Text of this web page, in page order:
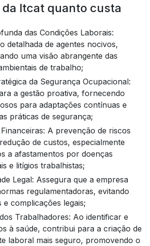
ltcat quanto custa
detalhada de agentes nocivos,
uma visão abrangente das
de trabalho;
a gestão proativa, fornecendo
para adaptações contínuas e
práticas de segurança;
de custos, especialmente
a afastamentos por doenças
e litígios trabalhistas;
regulamentadoras, evitando
e complicações legais;
à saúde, contribui para a criação de
laboral mais seguro, promovendo o